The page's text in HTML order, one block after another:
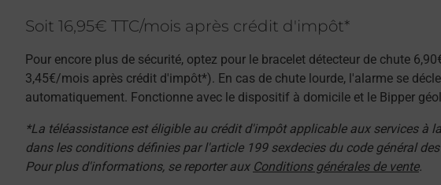
Soit 16,95€ TTC/mois après crédit d'impôt*
Pour encore plus de sécurité, optez pour le bracelet détecteur de chute
3,45€/mois après crédit d'impôt*). En cas de chute lourde, l'alarme se
automatiquement. Fonctionne avec le dispositif à domicile et le Bipper
*La téléassistance est éligible au crédit d'impôt applicable aux services à
dans les conditions définies par l'article 199 sexdecies du code général
Pour plus d'informations, se reporter aux Conditions générales de vente.